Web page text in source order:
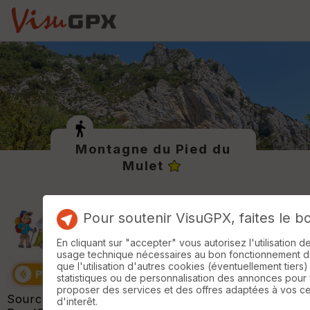
Montagne du Pied du
Mulet
Source et trace GPX de la randonnée :
Pour soutenir VisuGPX, faites le
En cliquant sur "accepter" vous autorisez l'utilisation
usage technique nécessaires au bon fonctionnement
que l'utilisation d'autres cookies (éventuellement
statistiques ou de personnalisation des annonces pour
proposer des services et des offres adaptées à vos
d'interêt.